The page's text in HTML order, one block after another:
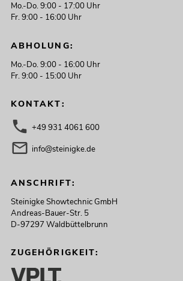
Mo.-Do. 9:00 - 17:00 Uhr
Fr. 9:00 - 16:00 Uhr
ABHOLUNG:
Mo.-Do. 9:00 - 16:00 Uhr
Fr. 9:00 - 15:00 Uhr
KONTAKT:
+49 931 4061 600
info@steinigke.de
ANSCHRIFT:
Steinigke Showtechnic GmbH
Andreas-Bauer-Str. 5
D-97297 Waldbüttelbrunn
ZUGEHÖRIGKEIT: